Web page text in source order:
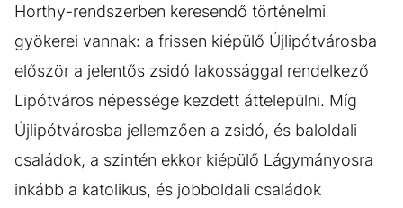
Horthy-rendszerben keresendő történelmi
gyökerei vannak: a frissen kiépülő Újlipótvárosba
először a jelentős zsidó lakossággal rendelkező
Lipótváros népessége kezdett áttelepülni. Míg
Újlipótvárosba jellemzően a zsidó, és baloldali
családok, a szintén ekkor kiépülő Lágymányosra
inkább a katolikus, és jobboldali családok